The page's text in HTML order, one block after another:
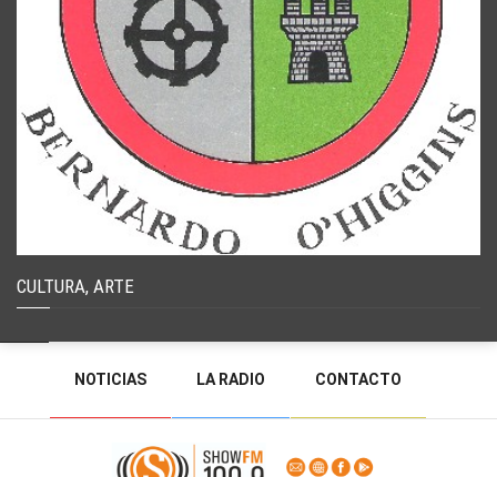
CULTURA, ARTE
NOTICIAS LA RADIO CONTACTO
PROGRAMACIÓN RADIO EN VIVO